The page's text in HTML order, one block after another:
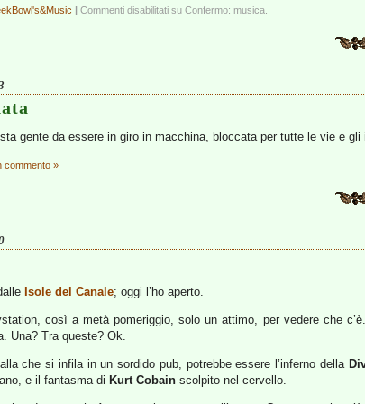
| Commenti disabilitati su Confermo: musica.
gente da essere in giro in macchina, bloccata per tutte le vie e
commento »
Isole del Canale; oggi l’ho aperto.
così a metà pomeriggio, solo un attimo, per vedere che
Una? Tra queste? Ok.
che si infila in un sordido pub, potrebbe essere l’inferno della
e il fantasma di Kurt Cobain scolpito nel cervello.